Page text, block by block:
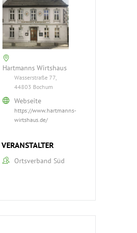
Hartmanns Wirtshaus
Wasserstraße 77,
44803 Bochum
Webseite
https://www.hartmanns-
wirtshaus.de/
VERANSTALTER
Ortsverband Süd